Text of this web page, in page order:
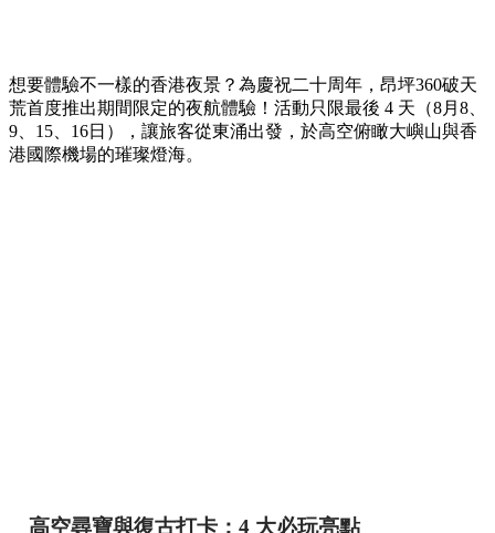
想要體驗不一樣的香港夜景？為慶祝二十周年，昂坪360破天
荒首度推出期間限定的夜航體驗！活動只限最後 4 天（8月8、
9、15、16日），讓旅客從東涌出發，於高空俯瞰大嶼山與香
港國際機場的璀璨燈海。
高空尋寶與復古打卡：4 大必玩亮點